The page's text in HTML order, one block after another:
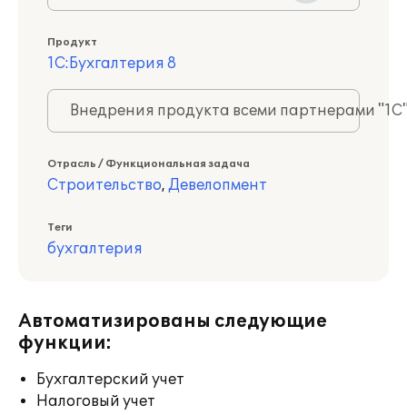
Продукт
1С:Бухгалтерия 8
Внедрения продукта всеми партнерами
Отрасль / Функциональная задача
Строительство, Девелопмент
Теги
бухгалтерия
Автоматизированы следующие
функции:
Бухгалтерский учет
Налоговый учет